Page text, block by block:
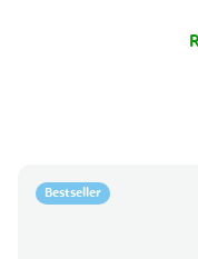
Bestseller